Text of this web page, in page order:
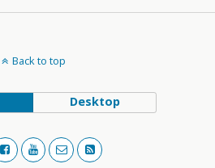
Back to top
Desktop